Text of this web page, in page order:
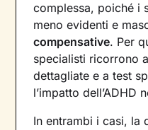
complessa, poiché i
meno evidenti e
compensative. Per
specialisti ricorrono
dettagliate e a test
l’impatto dell’ADHD
In entrambi i casi, la